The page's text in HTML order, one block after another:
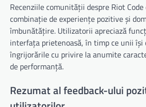
Recenziile comunității despre Riot
combinație de experiențe pozitive și
îmbunătățire. Utilizatorii apreciază
interfața prietenoasă, în timp ce unii își
îngrijorările cu privire la anumite
de performanță.
Rezumat al feedback-ului